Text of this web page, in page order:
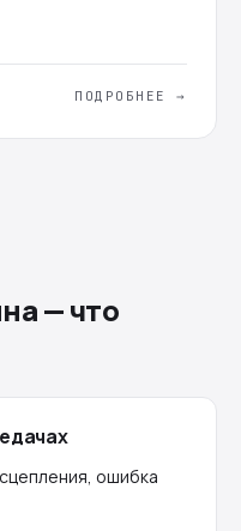
ПОДРОБНЕЕ →
— что
ошибка